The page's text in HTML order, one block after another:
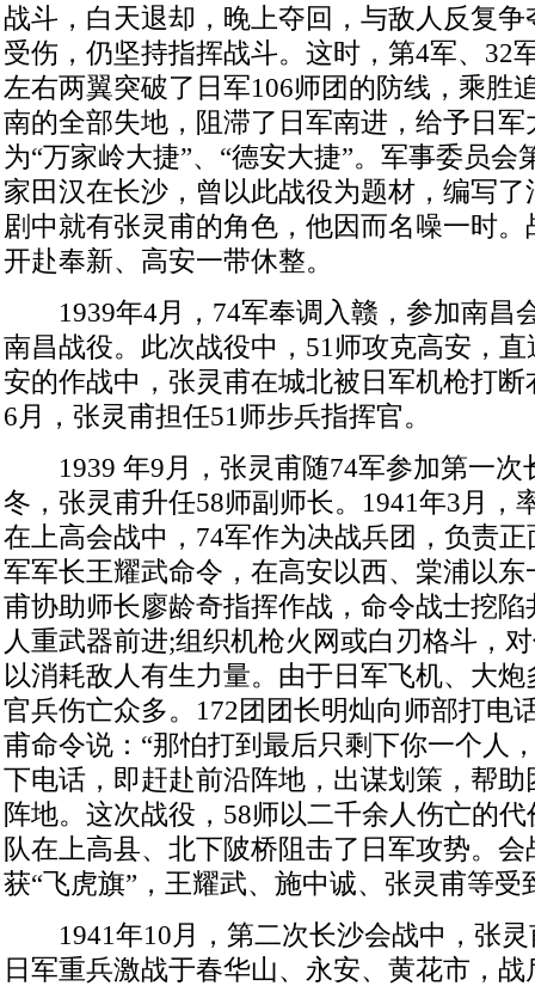
战斗，白天退却，晚上夺回，与敌人反复
受伤，仍坚持指挥战斗。这时，第4军、32
左右两翼突破了日军106师团的防线，乘胜
南的全部失地，阻滞了日军南进，给予日
为“万家岭大捷”、“德安大捷”。军事委员会
家田汉在长沙，曾以此战役为题材，编写
剧中就有张灵甫的角色，他因而名噪一时
开赴奉新、高安一带休整。
1939年4月，74军奉调入赣，参加南昌
南昌战役。此次战役中，51师攻克高安，
安的作战中，张灵甫在城北被日军机枪打
6月，张灵甫担任51师步兵指挥官。
1939 年9月，张灵甫随74军参加第一次
冬，张灵甫升任58师副师长。1941年3月，
在上高会战中，74军作为决战兵团，负责
军军长王耀武命令，在高安以西、棠浦以
甫协助师长廖龄奇指挥作战，命令战士挖
人重武器前进;组织机枪火网或白刃格斗，
以消耗敌人有生力量。由于日军飞机、大
官兵伤亡众多。172团团长明灿向师部打电
甫命令说：“那怕打到最后只剩下你一个人
下电话，即赶赴前沿阵地，出谋划策，帮
阵地。这次战役，58师以二千余人伤亡的
队在上高县、北下陂桥阻击了日军攻势。会
获“飞虎旗”，王耀武、施中诚、张灵甫等受
1941年10月，第二次长沙会战中，张灵
日军重兵激战于春华山、永安、黄花市，